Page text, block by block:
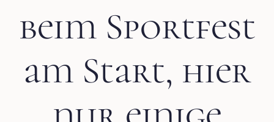
beim Sportfest
am Start, hier